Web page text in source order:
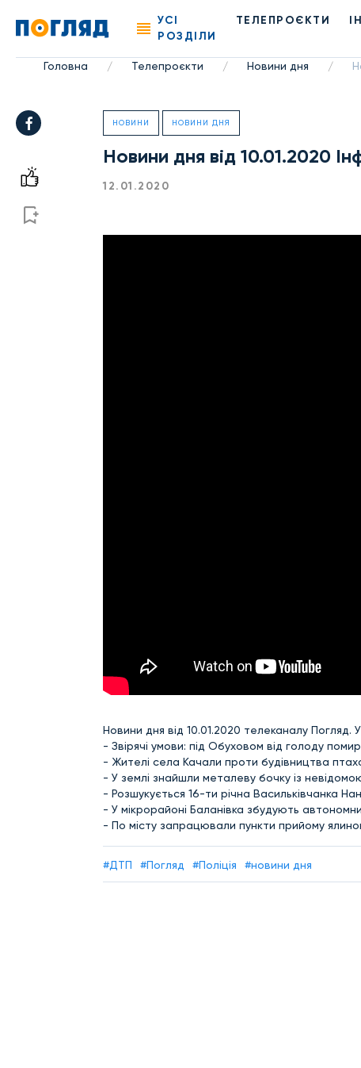
УСІ
РОЗДІЛИ
ТЕЛЕПРОЄКТИ
Головна / Телепроєкти / Новини дня /
НОВИНИ НОВИНИ ДНЯ
Новини дня від 10.01.2020
12.01.2020
Новини дня від 10.01.2020 телеканалу Погляд.
- Звірячі умови: під Обуховом від голоду
- Жителі села Качали проти будівництва
- У землі знайшли металеву бочку із
- Розшукується 16-ти річна Васильківчанка
- У мікрорайоні Баланівка збудують
- По місту запрацювали пункти прийому
#ДТП #Погляд #Поліція #новини дня